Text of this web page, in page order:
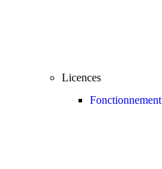
Licences
Fonctionnement